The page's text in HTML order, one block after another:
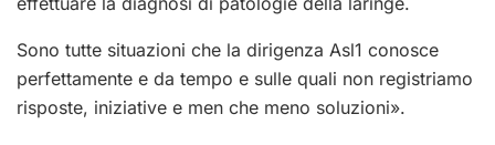
Sono tutte situazioni che la dirigenza Asl1 conosce
perfettamente e da tempo e sulle quali non registriamo
risposte, iniziative e men che meno soluzioni».